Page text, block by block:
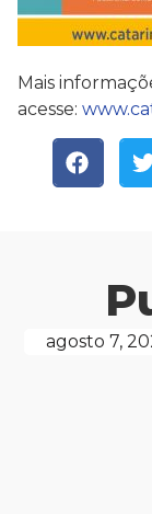
Mais
acesse:
agosto 7,